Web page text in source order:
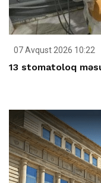
07 Avqust 2026 10:22
13 stomatoloq